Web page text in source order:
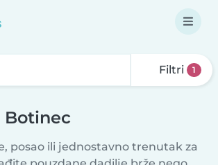
Filtri 1
Botinec
posao ili jednostavno trenutak za